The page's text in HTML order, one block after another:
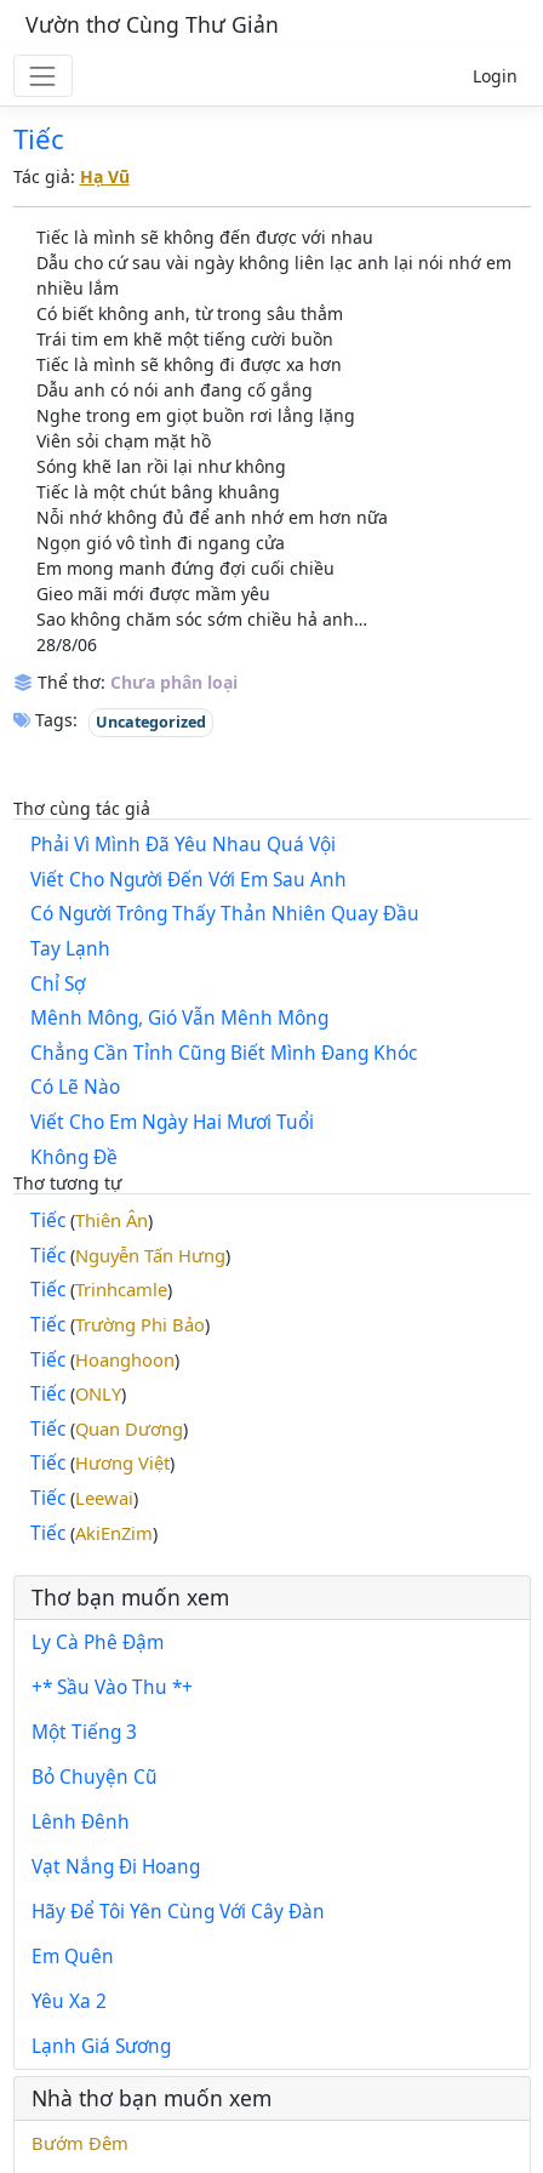
Vườn thơ Cùng Thư Giản
Login
Tiếc
Tác giả: Hạ Vũ
Tiếc là mình sẽ không đến được với nhau
Dẫu cho cứ sau vài ngày không liên lạc anh lại nói nhớ em
nhiều lắm
Có biết không anh, từ trong sâu thẳm
Trái tim em khẽ một tiếng cười buồn
Tiếc là mình sẽ không đi được xa hơn
Dẫu anh có nói anh đang cố gắng
Nghe trong em giọt buồn rơi lẳng lặng
Viên sỏi chạm mặt hồ
Sóng khẽ lan rồi lại như không
Tiếc là một chút bâng khuâng
Nỗi nhớ không đủ để anh nhớ em hơn nữa
Ngọn gió vô tình đi ngang cửa
Em mong manh đứng đợi cuối chiều
Gieo mãi mới được mầm yêu
Sao không chăm sóc sớm chiều hả anh…
28/8/06
Thể thơ: Chưa phân loại
Tags:
Uncategorized
Thơ cùng tác giả
Phải Vì Mình Đã Yêu Nhau Quá Vội
Viết Cho Người Đến Với Em Sau Anh
Có Người Trông Thấy Thản Nhiên Quay Đầu
Tay Lạnh
Chỉ Sợ
Mênh Mông, Gió Vẫn Mênh Mông
Chẳng Cần Tỉnh Cũng Biết Mình Đang Khóc
Có Lẽ Nào
Viết Cho Em Ngày Hai Mươi Tuổi
Không Đề
Thơ tương tự
Tiếc(Thiên Ân)
Tiếc(Nguyễn Tấn Hưng)
Tiếc(Trinhcamle)
Tiếc(Trường Phi Bảo)
Tiếc(Hoanghoon)
Tiếc(ONLY)
Tiếc(Quan Dương)
Tiếc(Hương Việt)
Tiếc(Leewai)
Tiếc(AkiEnZim)
Thơ bạn muốn xem
Ly Cà Phê Đậm
+* Sầu Vào Thu *+
Một Tiếng 3
Bỏ Chuyện Cũ
Lênh Đênh
Vạt Nắng Đi Hoang
Hãy Để Tôi Yên Cùng Với Cây Đàn
Em Quên
Yêu Xa 2
Lạnh Giá Sương
Nhà thơ bạn muốn xem
Bướm Đêm